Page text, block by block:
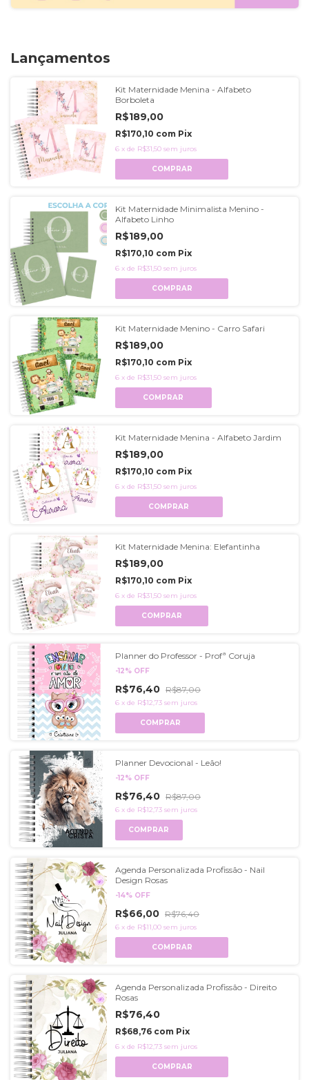
Lançamentos
Kit Maternidade Menina - Alfabeto
Borboleta
R$189,00
R$170,10 com Pix
6 x de R$31,50 sem juros
COMPRAR
Kit Maternidade Minimalista Menino -
Alfabeto Linho
R$189,00
R$170,10 com Pix
6 x de R$31,50 sem juros
COMPRAR
Kit Maternidade Menino - Carro Safari
R$189,00
R$170,10 com Pix
6 x de R$31,50 sem juros
COMPRAR
Kit Maternidade Menina - Alfabeto Jardim
R$189,00
R$170,10 com Pix
6 x de R$31,50 sem juros
COMPRAR
Kit Maternidade Menina: Elefantinha
R$189,00
R$170,10 com Pix
6 x de R$31,50 sem juros
COMPRAR
Planner do Professor - Profª Coruja
-12% OFF
R$76,40 R$87,00
6 x de R$12,73 sem juros
COMPRAR
Planner Devocional - Leão!
-12% OFF
R$76,40 R$87,00
6 x de R$12,73 sem juros
COMPRAR
Agenda Personalizada Profissão - Nail
Design Rosas
-14% OFF
R$66,00 R$76,40
6 x de R$11,00 sem juros
COMPRAR
Agenda Personalizada Profissão - Direito
Rosas
R$76,40
R$68,76 com Pix
6 x de R$12,73 sem juros
COMPRAR